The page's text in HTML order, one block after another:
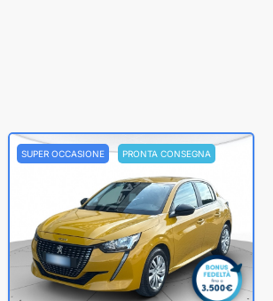
SUPER OCCASIONE PRONTA CONSEGNA